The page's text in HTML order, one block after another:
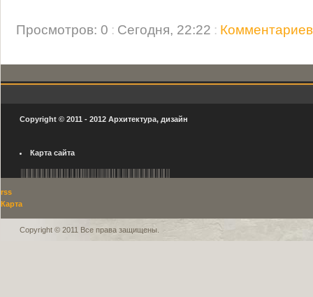
Copyright © 2011 Все права защищены.
Просмотров: 0 : Сегодня, 22:22 :
Copyright © 2011 - 2012 Архитектура, дизайн
Карта сайта
rss
Карта